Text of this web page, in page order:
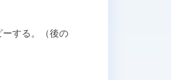
する。（後の